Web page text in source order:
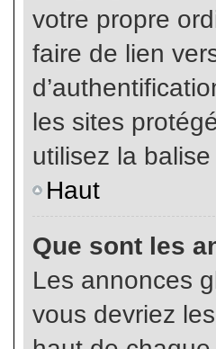
votre propre
faire de lien
les sites
utilisez la
Haut
Que sont les
Les annonces
vous devriez